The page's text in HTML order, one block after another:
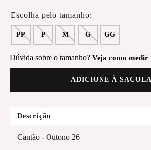
PP P M G GG
Dúvida sobre o tamanho? Veja como medir
ADICIONE À SACOLA
Descrição
Cantão - Outono 26